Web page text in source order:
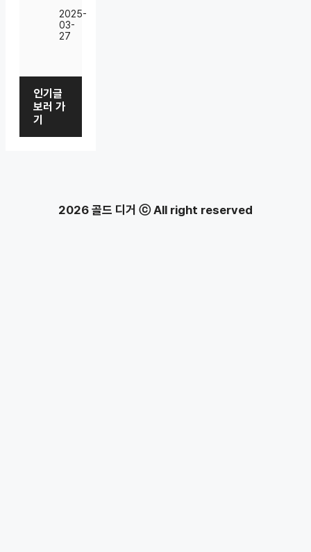
2025-
03-
27
인기글
보러 가
기
2026 골드 디거 ⓒ All right reserved